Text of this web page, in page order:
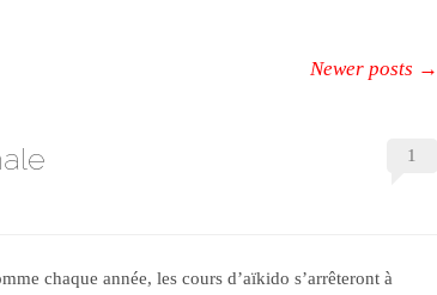
Newer posts →
1
chaque année, les cours d’aïkido s’arrêteront à